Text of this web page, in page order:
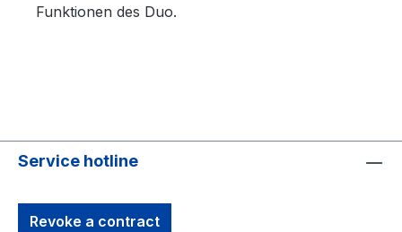
Funktionen des Duo.
Service hotline
Revoke a contract